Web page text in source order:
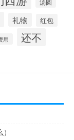
汤圆
礼物 红包
用 还不